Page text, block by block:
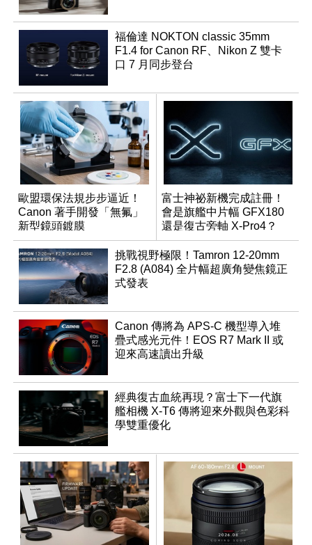
福倫達 NOKTON classic 35mm
F1.4 for Canon RF、Nikon Z 雙卡
口 7 月同步登台
歐盟環保法規步步逼近！
Canon 著手開發「無氟」
新型鏡頭鍍膜
富士神祕新機完成註冊！
會是旗艦中片幅 GFX180
還是復古旁軸 X-Pro4？
挑戰視野極限！Tamron 12-20mm
F2.8 (A084) 全片幅超廣角變焦鏡正
式發表
Canon 傳將為 APS-C 機型導入堆
疊式感光元件！EOS R7 Mark II 或
迎來高速讀出升級
經典復古血統再現？富士下一代旗
艦相機 X-T6 傳將迎來外觀與色彩科
學雙重優化